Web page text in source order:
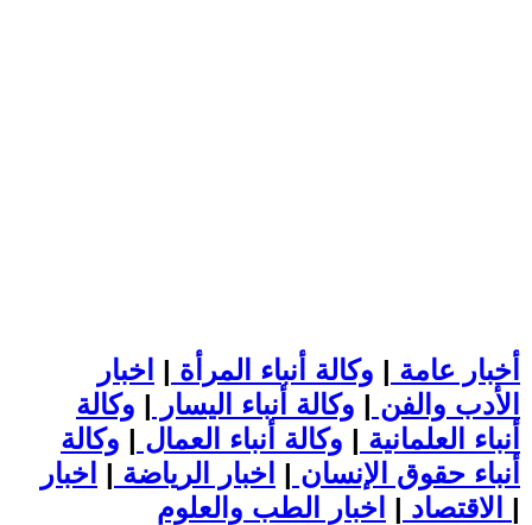
أخبار عامة | وكالة أنباء المرأة | اخبار
الأدب والفن | وكالة أنباء اليسار | وكالة
أنباء العلمانية | وكالة أنباء العمال | وكالة
أنباء حقوق الإنسان | اخبار الرياضة | اخبار
الاقتصاد | |